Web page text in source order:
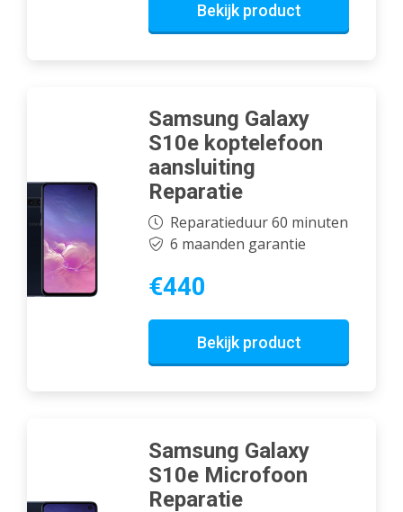
Bekijk product
Samsung Galaxy
S10e koptelefoon
aansluiting
Reparatie
Reparatieduur 60 minuten
6 maanden garantie
€440
Bekijk product
Samsung Galaxy
S10e Microfoon
Reparatie